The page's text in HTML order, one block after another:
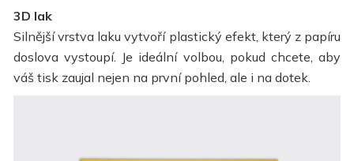
3D lak
Silnější vrstva laku vytvoří plastický efekt, který z papíru
doslova vystoupí. Je ideální volbou, pokud chcete, aby
váš tisk zaujal nejen na první pohled, ale i na dotek.